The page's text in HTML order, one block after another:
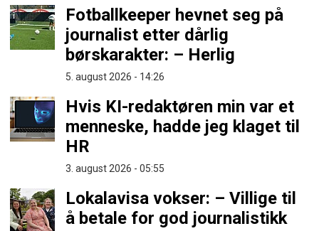
Fotballkeeper hevnet seg på
journalist etter dårlig
børskarakter: – Herlig
5. august 2026 - 14:26
Hvis KI-redaktøren min var et
menneske, hadde jeg klaget til
HR
3. august 2026 - 05:55
Lokalavisa vokser: – Villige til
å betale for god journalistikk